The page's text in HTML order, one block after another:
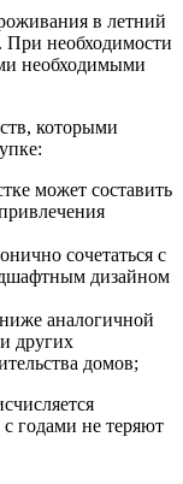
в летний
При необходимости
необходимыми
которыми
может составить
сочетаться с
дизайном
аналогичной
других
домов;
годами не теряют